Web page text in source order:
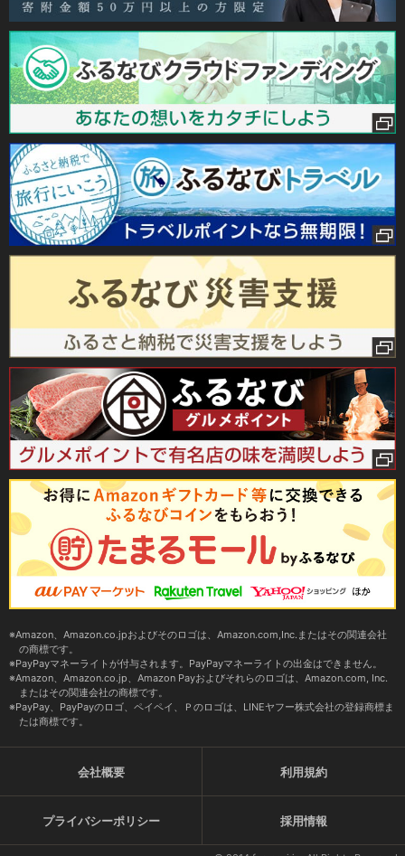
Amazon、Amazon.co.jpおよびそのロゴは、Amazon.com,Inc.またはその関連会社
の商標です。
PayPayマネーライトが付与されます。PayPayマネーライトの出金はできません。
Amazon、Amazon.co.jp、Amazon Payおよびそれらのロゴは、Amazon.com, Inc.
またはその関連会社の商標です。
PayPay、PayPayのロゴ、ペイペイ、Ｐのロゴは、LINEヤフー株式会社の登録商標ま
たは商標です。
会社概要 利用規約
プライバシーポリシー 採用情報